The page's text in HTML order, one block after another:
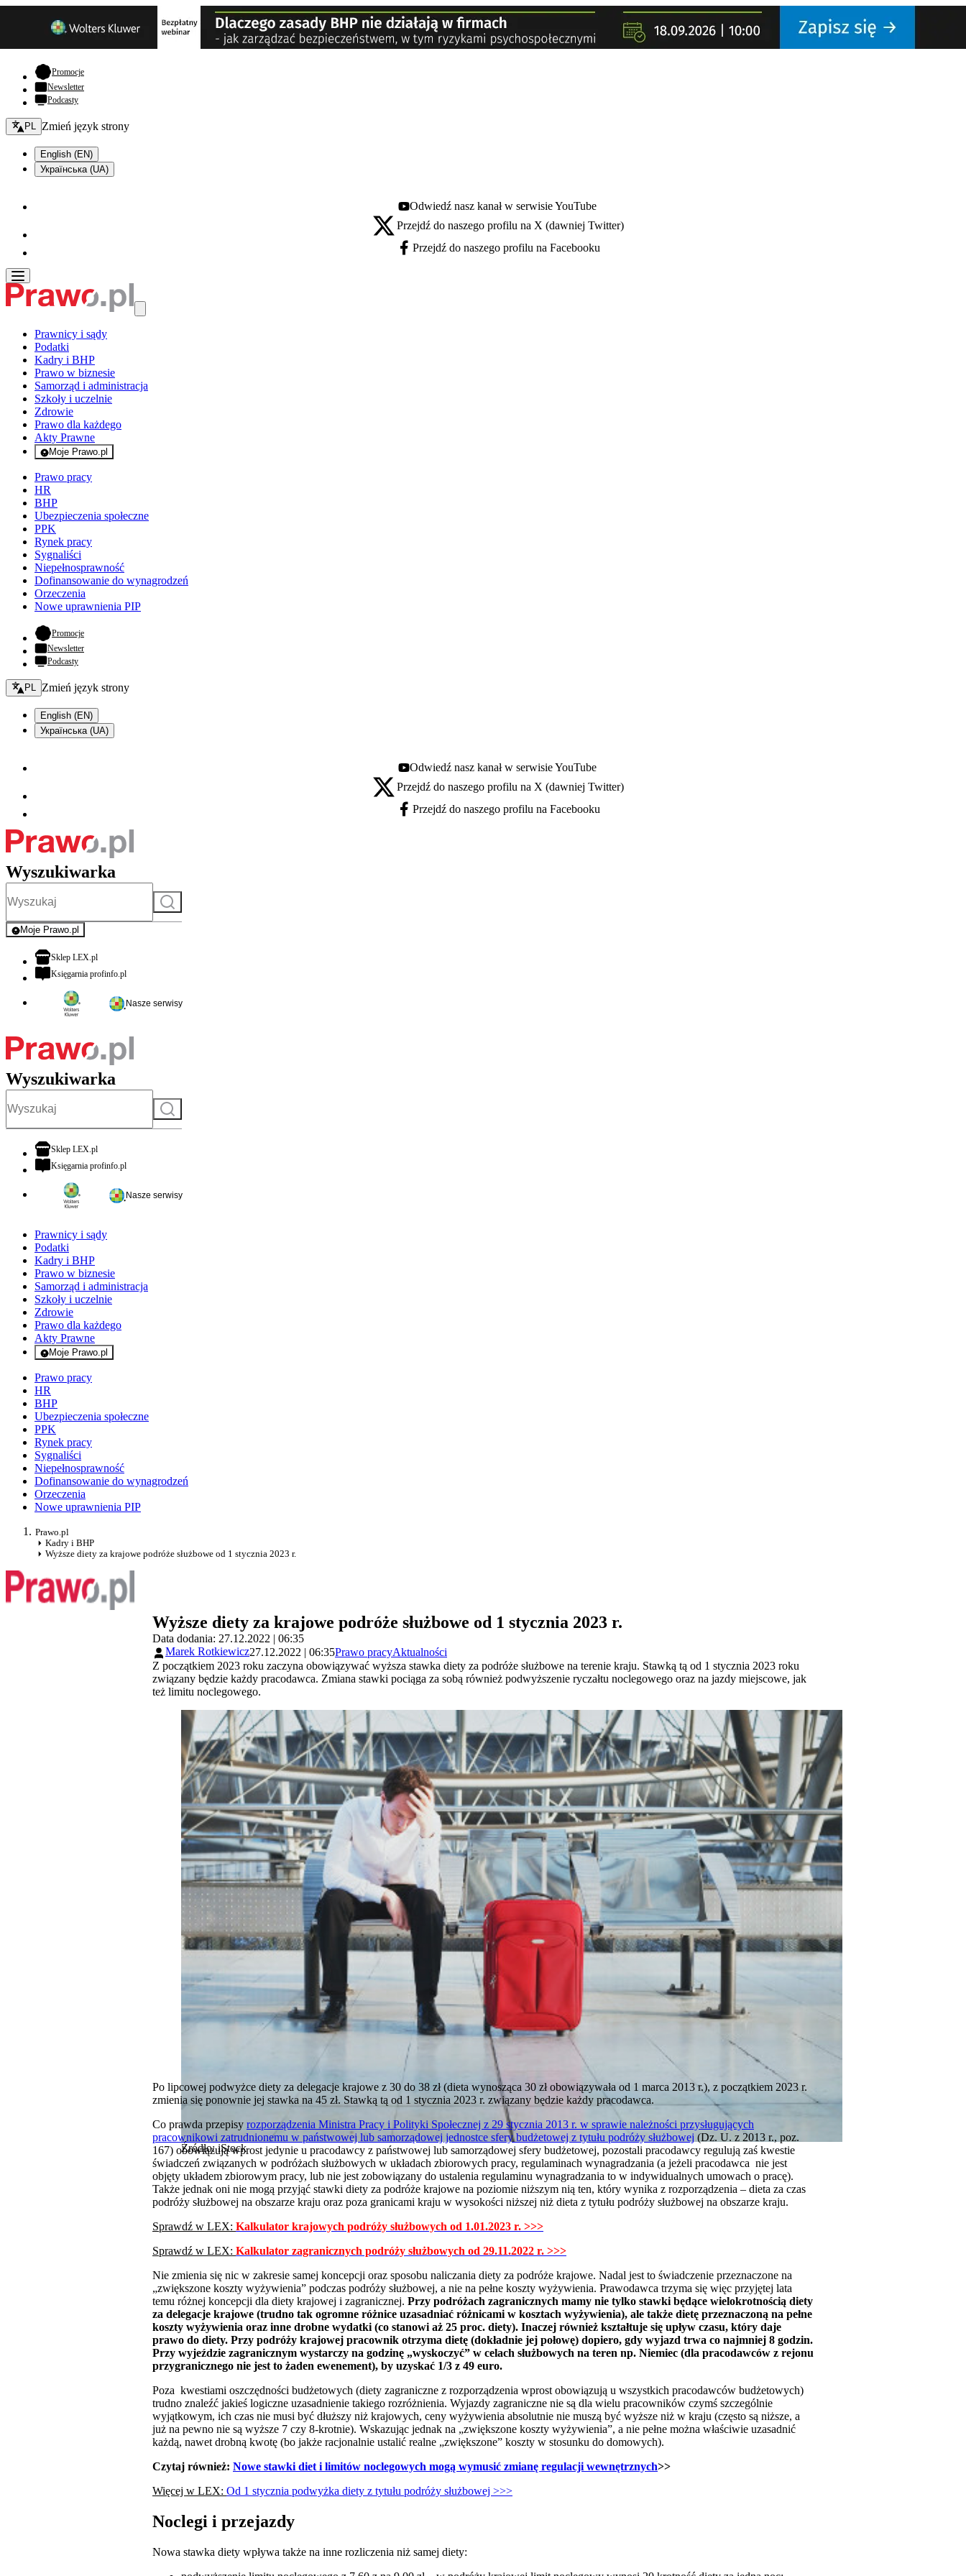
Promocje- otwiera się w nowej karcie
Newsletter
Podcasty
Zmień język - bieżący:
PL Zmień język strony
English (EN)
Українська (UA)
Youtube - otwiera się w nowej karcie
Odwiedź nasz kanał w serwisie YouTube
X - otwiera się w nowej karcie
Przejdź do naszego profilu na X (dawniej Twitter)
Facebook - otwiera się w nowej karcie
Przejdź do naszego profilu na Facebooku
Prawnicy i sądy
Podatki
Kadry i BHP
Prawo w biznesie
Samorząd i administracja
Szkoły i uczelnie
Zdrowie
Prawo dla każdego
Akty Prawne
Moje Prawo.pl
- rejestracja i logowanie do serwisu
Prawo pracy
HR
BHP
Ubezpieczenia społeczne
PPK
Rynek pracy
Sygnaliści
Niepełnosprawność
Dofinansowanie do wynagrodzeń
Orzeczenia
Nowe uprawnienia PIP
Promocje- otwiera się w nowej karcie
Newsletter
Podcasty
Zmień język - bieżący:
PL Zmień język strony
English (EN)
Українська (UA)
Youtube - otwiera się w nowej karcie
Odwiedź nasz kanał w serwisie YouTube
X - otwiera się w nowej karcie
Przejdź do naszego profilu na X (dawniej Twitter)
Facebook - otwiera się w nowej karcie
Przejdź do naszego profilu na Facebooku
Wyszukiwarka
Szukaj
Moje Prawo.pl
- rejestracja i logowanie do serwisu
Sklep LEX.plotwiera się w nowej karcie
Księgarnia profinfo.plotwiera się w nowej karcie
Nasze serwisy
Wyszukiwarka
Szukaj
Sklep LEX.plotwiera się w nowej karcie
Księgarnia profinfo.plotwiera się w nowej karcie
Nasze serwisy
Prawnicy i sądy
Podatki
Kadry i BHP
Prawo w biznesie
Samorząd i administracja
Szkoły i uczelnie
Zdrowie
Prawo dla każdego
Akty Prawne
Moje Prawo.pl
- rejestracja i logowanie do serwisu
Prawo pracy
HR
BHP
Ubezpieczenia społeczne
PPK
Rynek pracy
Sygnaliści
Niepełnosprawność
Dofinansowanie do wynagrodzeń
Orzeczenia
Nowe uprawnienia PIP
Prawo.pl
Kadry i BHP
Wyższe diety za krajowe podróże służbowe od 1 stycznia 2023 r.
Wyższe diety za krajowe podróże służbowe od 1 stycznia 2023 r.
Data dodania: 27.12.2022 | 06:35
Marek Rotkiewicz27.12.2022 | 06:35Prawo pracyAktualności
Z początkiem 2023 roku zaczyna obowiązywać wyższa stawka diety za podróże służbowe na terenie kraju. Stawką tą od 1 stycznia 2023 roku
związany będzie każdy pracodawca. Zmiana stawki pociąga za sobą również podwyższenie ryczałtu noclegowego oraz na jazdy miejscowe, jak
też limitu noclegowego.
Źródło: iStock
Po lipcowej podwyżce diety za delegacje krajowe z 30 do 38 zł (dieta wynosząca 30 zł obowiązywała od 1 marca 2013 r.), z początkiem 2023 r.
zmienia się ponownie jej stawka na 45 zł. Stawką tą od 1 stycznia 2023 r. związany będzie każdy pracodawca.
Co prawda przepisy rozporządzenia Ministra Pracy i Polityki Społecznej z 29 stycznia 2013 r. w sprawie należności przysługujących
pracownikowi zatrudnionemu w państwowej lub samorządowej jednostce sfery budżetowej z tytułu podróży służbowej (Dz. U. z 2013 r., poz.
167) obowiązują wprost jedynie u pracodawcy z państwowej lub samorządowej sfery budżetowej, pozostali pracodawcy regulują zaś kwestie
świadczeń związanych w podróżach służbowych w układach zbiorowych pracy, regulaminach wynagradzania (a jeżeli pracodawca nie jest
objęty układem zbiorowym pracy, lub nie jest zobowiązany do ustalenia regulaminu wynagradzania to w indywidualnych umowach o pracę).
Także jednak oni nie mogą przyjąć stawki diety za podróże krajowe na poziomie niższym nią ten, który wynika z rozporządzenia – dieta za czas
podróży służbowej na obszarze kraju oraz poza granicami kraju w wysokości niższej niż dieta z tytułu podróży służbowej na obszarze kraju.
Sprawdź w LEX: Kalkulator krajowych podróży służbowych od 1.01.2023 r. >>>
Sprawdź w LEX: Kalkulator zagranicznych podróży służbowych od 29.11.2022 r. >>>
Nie zmienia się nic w zakresie samej koncepcji oraz sposobu naliczania diety za podróże krajowe. Nadal jest to świadczenie przeznaczone na
„zwiększone koszty wyżywienia” podczas podróży służbowej, a nie na pełne koszty wyżywienia. Prawodawca trzyma się więc przyjętej lata
temu różnej koncepcji dla diety krajowej i zagranicznej. Przy podróżach zagranicznych mamy nie tylko stawki będące wielokrotnością diety
za delegacje krajowe (trudno tak ogromne różnice uzasadniać różnicami w kosztach wyżywienia), ale także dietę przeznaczoną na pełne
koszty wyżywienia oraz inne drobne wydatki (co stanowi aż 25 proc. diety). Inaczej również kształtuje się upływ czasu, który daje
prawo do diety. Przy podróży krajowej pracownik otrzyma dietę (dokładnie jej połowę) dopiero, gdy wyjazd trwa co najmniej 8 godzin.
Przy wyjeździe zagranicznym wystarczy na godzinę „wyskoczyć” w celach służbowych na teren np. Niemiec (dla pracodawców z rejonu
przygranicznego nie jest to żaden ewenement), by uzyskać 1/3 z 49 euro.
Poza kwestiami oszczędności budżetowych (diety zagraniczne z rozporządzenia wprost obowiązują u wszystkich pracodawców budżetowych)
trudno znaleźć jakieś logiczne uzasadnienie takiego rozróżnienia. Wyjazdy zagraniczne nie są dla wielu pracowników czymś szczególnie
wyjątkowym, ich czas nie musi być dłuższy niż krajowych, ceny wyżywienia absolutnie nie muszą być wyższe niż w kraju (często są niższe, a
już na pewno nie są wyższe 7 czy 8-krotnie). Wskazując jednak na „zwiększone koszty wyżywienia”, a nie pełne można właściwie uzasadnić
każdą, nawet drobną kwotę (bo jakże racjonalnie ustalić realne „zwiększone” koszty w stosunku do domowych).
Czytaj również: Nowe stawki diet i limitów noclegowych mogą wymusić zmianę regulacji wewnętrznych>>
Więcej w LEX: Od 1 stycznia podwyżka diety z tytułu podróży służbowej >>>
Noclegi i przejazdy
Nowa stawka diety wpływa także na inne rozliczenia niż samej diety: